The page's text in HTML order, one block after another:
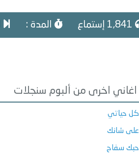
المدة :
اغاني اخرى من ألبوم سنجلات
كل حياتي
على شانك
حبك سفاح